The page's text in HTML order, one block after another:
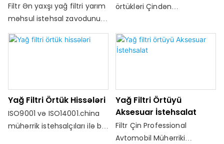
Filtr Ən yaxşı yağ filtri yarım
məhsul istehsal zavodunun
qiyməti - yüksək toz
yüklənməsi üçün radial
elementlərini əhatə edir.
Bunlar arı növü, gəzinti
duruşu, təzyiq / çəki
fokuslanması nöqtəsi və
örtükləri Çindən
nəmləndirici içki içkisi lövhə
çərçivəsi sərt və davamlı bir
istehsalçılarının qarşısını
alır.&D komanda. Komanda
toplaşır və dizayn ideyalarını
Yağ Filtri Örtük Hissələri
ISO9001 və ISO14001.china
mühərrik istehsalçıları ilə bir
Yağ Filtri Örtüyü
Aksesuar İstehsalat
Filtr Çin Professional
Avtomobil Mühərriki